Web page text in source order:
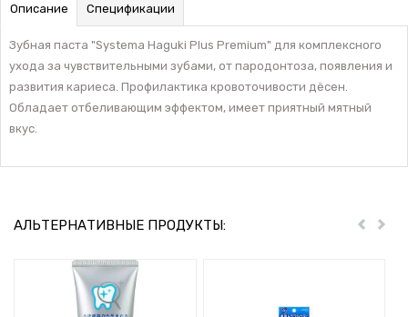
Описание Спецификации
Зубная паста "Systema Haguki Plus Premium" для комплексного
ухода за чувствительными зубами, от пародонтоза, появления и
развития кариеса. Профилактика кровоточивости дёсен.
Обладает отбеливающим эффектом, имеет приятный мятный
вкус.
АЛЬТЕРНАТИВНЫЕ ПРОДУКТЫ: Пред